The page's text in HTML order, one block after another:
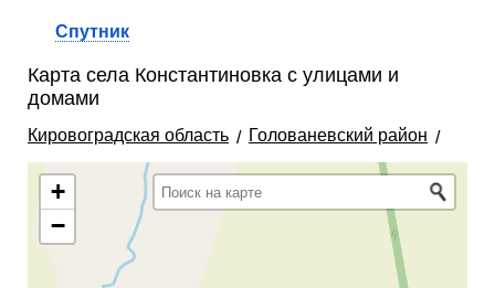
Спутник
Карта села Константиновка с улицами и
домами
Кировоградская область Голованевский район
+
−